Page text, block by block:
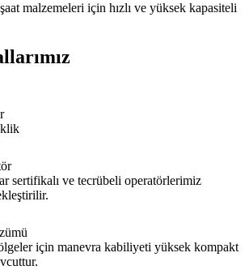
malzemeleri için hızlı ve yüksek kapasiteli
sertifikalı ve tecrübeli operatörlerimiz
için manevra kabiliyeti yüksek kompakt